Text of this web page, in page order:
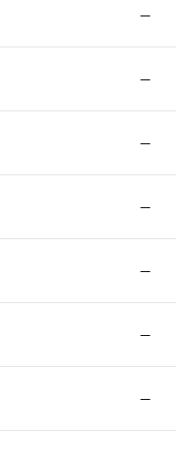
—
—
—
—
—
—
—